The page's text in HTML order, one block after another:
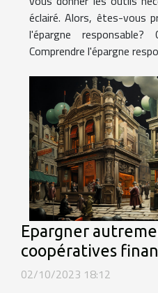
éclairé. Alors, êtes-vous
l'épargne
Comprendre l'épargne
Epargner
coopératives
02/10/2023 18:12